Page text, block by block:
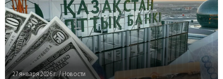
27 января 2026 г./ Новости